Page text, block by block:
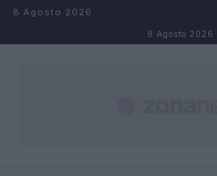
Salta al contenuto
8 Agosto 2026
8 Agosto 2026